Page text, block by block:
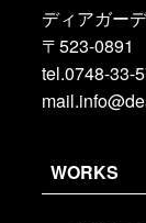
ディアガー
〒523-0891
tel.0748-33-
WORKS